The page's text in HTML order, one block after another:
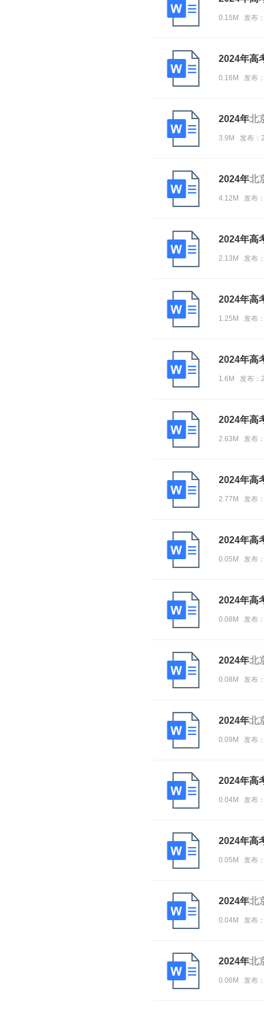
0.15M 发布
2024年高
0.16M 发布
2024年北
3.9M 发布：
2024年北
4.12M 发布
2024年高
2.13M 发布
2024年高
1.25M 发布
2024年高
1.6M 发布：
2024年高
2.63M 发布
2024年高
2.77M 发布
2024年高
0.05M 发布
2024年高
0.08M 发布
2024年北
0.08M 发布
2024年北
0.09M 发布
2024年高
0.04M 发布
2024年高
0.05M 发布
2024年北
0.04M 发布
2024年北
0.06M 发布